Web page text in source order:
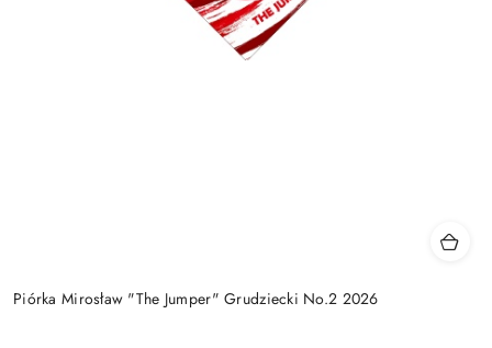
Piórka Mirosław "The Jumper" Grudziecki No.2 2026